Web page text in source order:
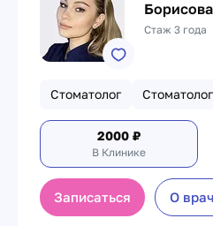
Стаж 3 года
Стоматолог
2000 ₽
В Клинике
Записаться О